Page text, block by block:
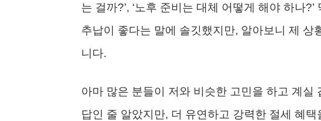
는 걸까?’, ‘노후 준비는 대체 어떻게 해야 하나
추납이 좋다는 말에 솔깃했지만, 알아보니 제 상
니다.
아마 많은 분들이 저와 비슷한 고민을 하고 계실
답인 줄 알았지만, 더 유연하고 강력한 절세 혜